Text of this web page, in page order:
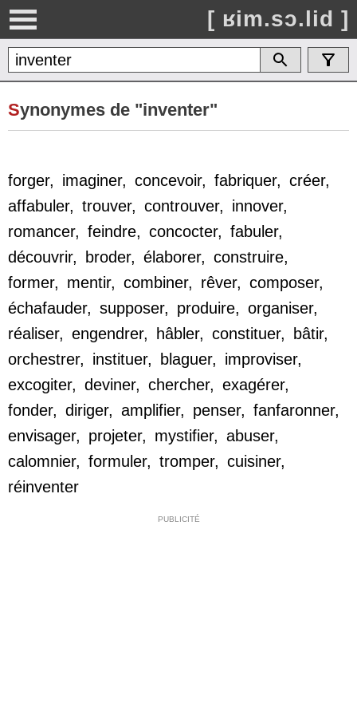
[ ʁim.sɔ.lid ]
Synonymes de "inventer"
forger, imaginer, concevoir, fabriquer, créer,
affabuler, trouver, controuver, innover,
romancer, feindre, concocter, fabuler,
découvrir, broder, élaborer, construire,
former, mentir, combiner, rêver, composer,
échafauder, supposer, produire, organiser,
réaliser, engendrer, hâbler, constituer, bâtir,
orchestrer, instituer, blaguer, improviser,
excogiter, deviner, chercher, exagérer,
fonder, diriger, amplifier, penser, fanfaronner,
envisager, projeter, mystifier, abuser,
calomnier, formuler, tromper, cuisiner,
réinventer
PUBLICITÉ